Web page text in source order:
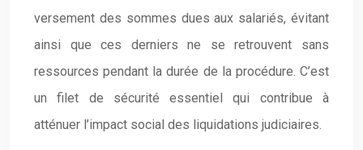
versement des sommes dues aux salariés, évitant
ainsi que ces derniers ne se retrouvent sans
ressources pendant la durée de la procédure. C’est
un filet de sécurité essentiel qui contribue à
atténuer l’impact social des liquidations judiciaires.